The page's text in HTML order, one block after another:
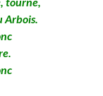
Arbois.